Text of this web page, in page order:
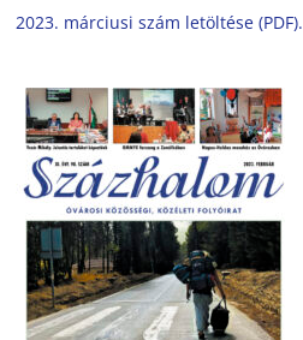
2023. márciusi szám letöltése (PDF).